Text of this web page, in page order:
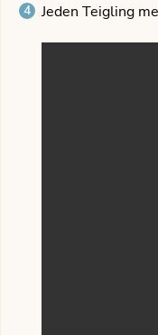
Jeden Teigling